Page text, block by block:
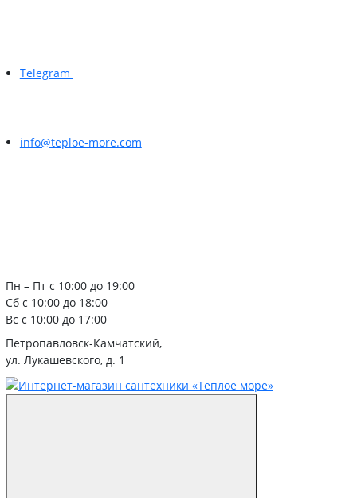
Telegram
info@teploe-more.com
Пн – Пт с 10:00 до 19:00
Сб с 10:00 до 18:00
Вс с 10:00 до 17:00
Петропавловск-Камчатский,
ул. Лукашевского, д. 1